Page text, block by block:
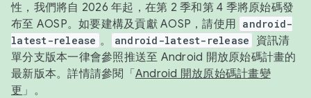
性，我們將自 2026 年起，在第 2 季和第 4 季將原始碼發
布至 AOSP。如要建構及貢獻 AOSP，請使用 android-
latest-release 。 android-latest-release
資訊清
單分支版本一律會參照推送至 Android 開放原始碼計畫的
最新版本。詳情請參閱「 Android 開放原始碼計畫變
更 」。